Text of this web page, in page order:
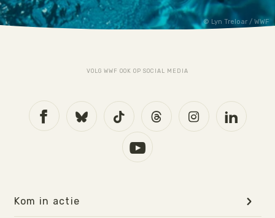
Lyn Treloar / WWF
VOLG WWF OOK OP SOCIAL MEDIA
Kom in actie